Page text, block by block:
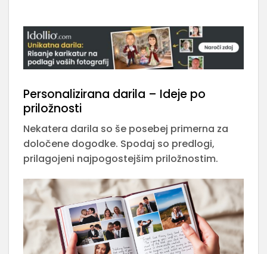
Personalizirana darila – Ideje po
priložnosti
Nekatera darila so še posebej primerna za
določene dogodke. Spodaj so predlogi,
prilagojeni najpogostejšim priložnostim.